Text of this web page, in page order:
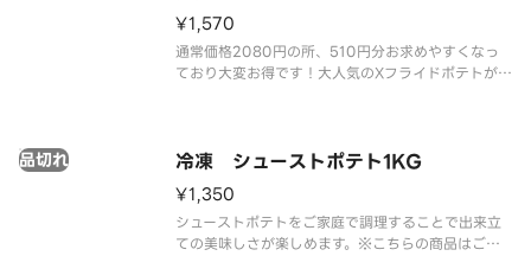
¥1,570
通常価格2080円の所、510円分お求めやすくなっ
ており大変お得です！大人気のXフライドポテトが4
冷凍 シューストポテト1KG
品切れ
¥1,350
シューストポテトをご家庭で調理することで出来立
ての美味しさが楽しめます。※こちらの商品はご家